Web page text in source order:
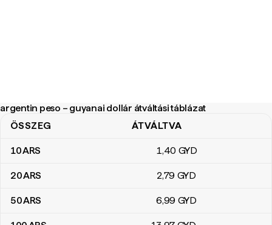
argentin peso – guyanai dollár átváltási táblázat
argentin peso – guyanai dollár átváltási táblázat
ÖSSZEG ÁTVÁLTVA
10ARS 1,40 GYD
20ARS 2,79 GYD
50ARS 6,99 GYD